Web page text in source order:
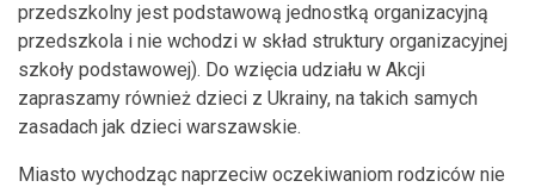
przedszkolny jest podstawową jednostką organizacyjną
przedszkola i nie wchodzi w skład struktury organizacyjnej
szkoły podstawowej). Do wzięcia udziału w Akcji
zapraszamy również dzieci z Ukrainy, na takich samych
zasadach jak dzieci warszawskie.
Miasto wychodząc naprzeciw oczekiwaniom rodziców nie